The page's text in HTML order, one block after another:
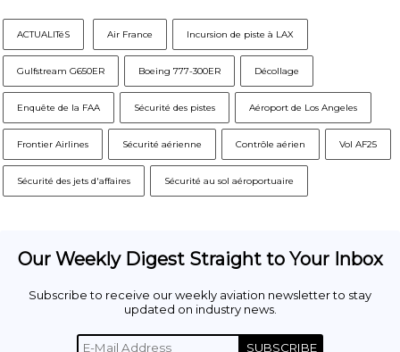
ACTUALITéS Air France Incursion de piste à LAX
Gulfstream G650ER Boeing 777-300ER Décollage
Enquête de la FAA Sécurité des pistes Aéroport de Los Angeles
Frontier Airlines Sécurité aérienne Contrôle aérien Vol AF25
Sécurité des jets d'affaires Sécurité au sol aéroportuaire
Our Weekly Digest Straight to Your Inbox
Subscribe to receive our weekly aviation newsletter to stay
updated on industry news.
SUBSCRIBE